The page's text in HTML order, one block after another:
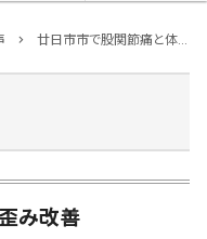
chevron_right 廿日市市で股関節痛と体の歪み改善
み改善